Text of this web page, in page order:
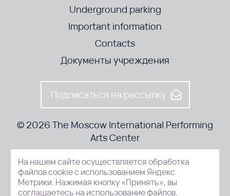
Underground parking
Important information
Contacts
Документы учреждения
Подписаться на рассылку
© 2026 The Moscow International Performing
Arts Center
52-8, Kosmodamianskaya nab., Moscow, 115054, Russia
На нашем сайте осуществляется обработка
файлов cookie с использованием Яндекс
Метрики. Нажимая кнопку «Принять», вы
соглашаетесь на использование файлов.